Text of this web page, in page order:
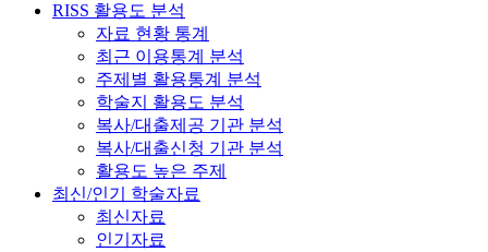
RISS 활용도 분석
자료 현황 통계
최근 이용통계 분석
주제별 활용통계 분석
학술지 활용도 분석
복사/대출제공 기관 분석
복사/대출신청 기관 분석
활용도 높은 주제
최신/인기 학술자료
최신자료
인기자료